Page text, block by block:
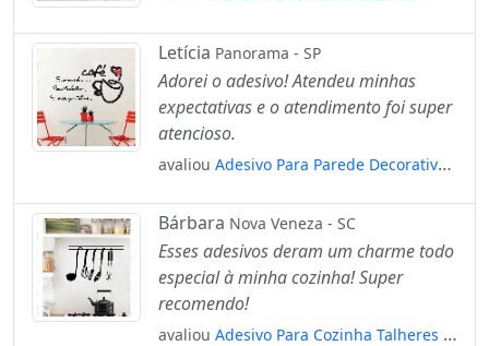
Mod:4593
Letícia Panorama - SP
Adorei o adesivo! Atendeu minhas
expectativas e o atendimento foi super
atencioso.
avaliou Adesivo Para Parede Decorativo
Bárbara Nova Veneza - SC
Esses adesivos deram um charme todo
especial à minha cozinha! Super
recomendo!
avaliou Adesivo Para Cozinha Talheres E